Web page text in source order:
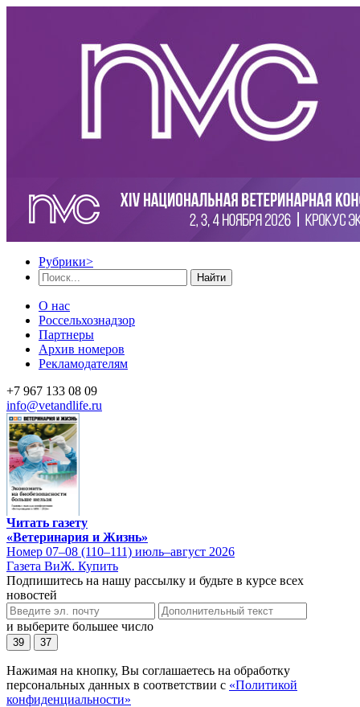
Рубрики>
Найти
О нас
Россельхознадзор
Партнеры
Архив номеров
Рекламодателям
+7 967 133 08 09
info@vetandlife.ru
Читать газету
«Ветеринария и Жизнь»
Номер 07–08 (110–111) июль–август 2026
Газета ВиЖ. Купить
Подпишитесь на нашу рассылку и будьте в курсе всех
новостей
и выберите большее число
39 37
Нажимая на кнопку, Вы соглашаетесь на обработку
персональных данных в соответствии с «Политикой
конфиденциальности»